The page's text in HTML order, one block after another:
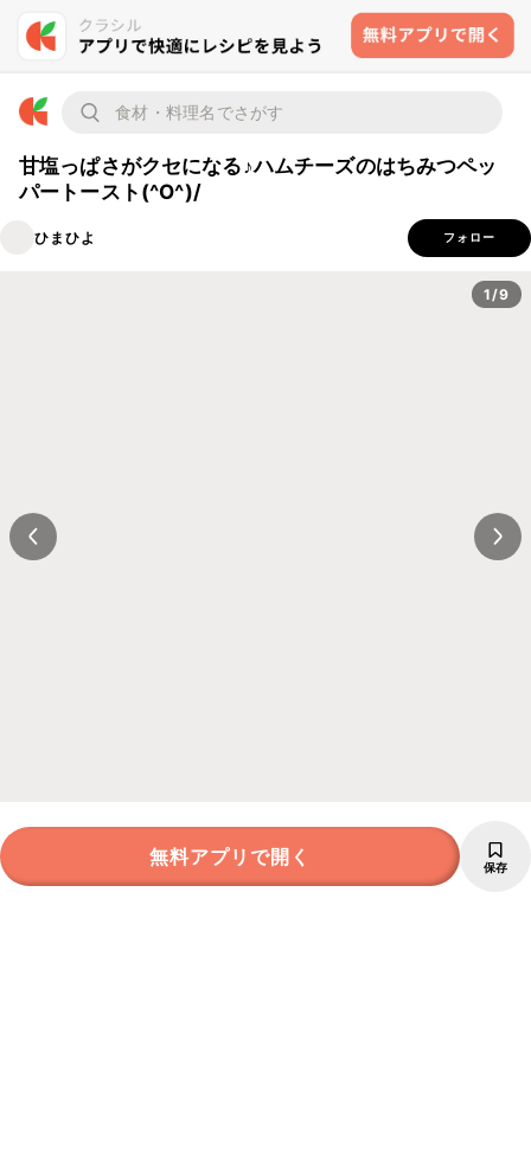
甘塩っぱさがクセになる♪ハムチーズのはちみつペッ
パートースト(^O^)/
ひまひよ フォロー
1/9
無料アプリで開く 保存